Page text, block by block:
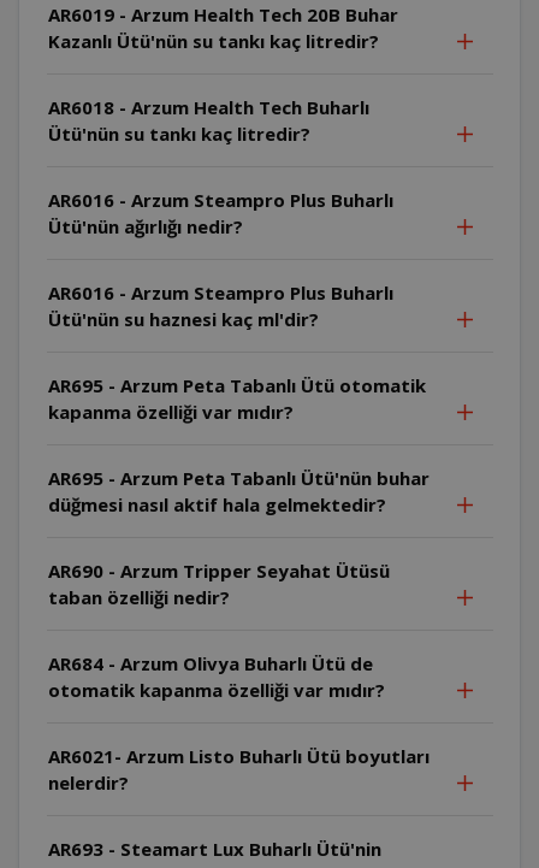
AR6019 - Arzum Health Tech 20B Buhar
Kazanlı Ütü'nün su tankı kaç litredir?
AR6018 - Arzum Health Tech Buharlı
Ütü'nün su tankı kaç litredir?
AR6016 - Arzum Steampro Plus Buharlı
Ütü'nün ağırlığı nedir?
AR6016 - Arzum Steampro Plus Buharlı
Ütü'nün su haznesi kaç ml'dir?
AR695 - Arzum Peta Tabanlı Ütü otomatik
kapanma özelliği var mıdır?
AR695 - Arzum Peta Tabanlı Ütü'nün buhar
düğmesi nasıl aktif hala gelmektedir?
AR690 - Arzum Tripper Seyahat Ütüsü
taban özelliği nedir?
AR684 - Arzum Olivya Buharlı Ütü de
otomatik kapanma özelliği var mıdır?
AR6021- Arzum Listo Buharlı Ütü boyutları
nelerdir?
AR693 - Steamart Lux Buharlı Ütü'nin